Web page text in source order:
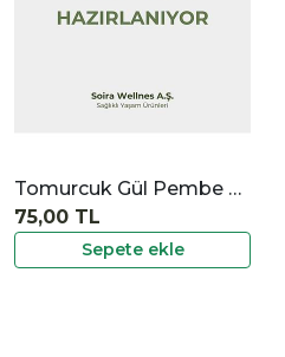
Tomurcuk Gül Pembe 24 gr
Sepete ekle
75,00 TL